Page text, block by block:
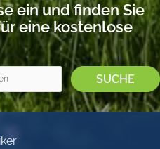
ein und finden Sie
eine kostenlose